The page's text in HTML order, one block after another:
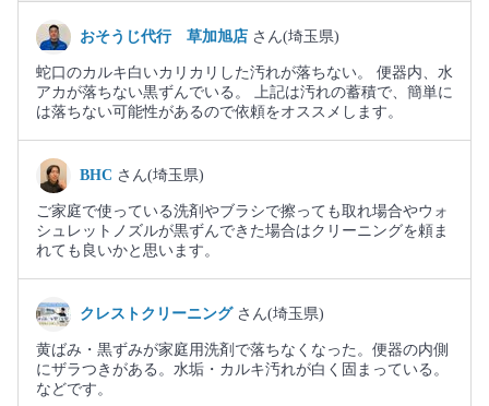
おそうじ代行 草加旭店 さん(埼玉県)
蛇口のカルキ白いカリカリした汚れが落ちない。 便器内、水
アカが落ちない黒ずんでいる。 上記は汚れの蓄積で、簡単に
は落ちない可能性があるので依頼をオススメします。
BHC さん(埼玉県)
ご家庭で使っている洗剤やブラシで擦っても取れ場合やウォ
シュレットノズルが黒ずんできた場合はクリーニングを頼ま
れても良いかと思います。
クレストクリーニング さん(埼玉県)
黄ばみ・黒ずみが家庭用洗剤で落ちなくなった。便器の内側
にザラつきがある。水垢・カルキ汚れが白く固まっている。
などです。